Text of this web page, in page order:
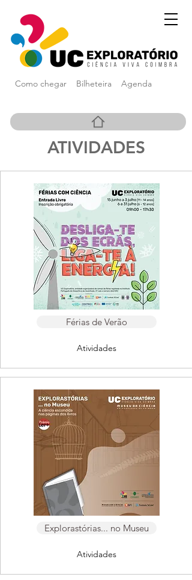
Como chegar Agenda
Bilheteira
ATIVIDADES
Férias de Verão
Atividades
Explorastórias... no Museu
Atividades